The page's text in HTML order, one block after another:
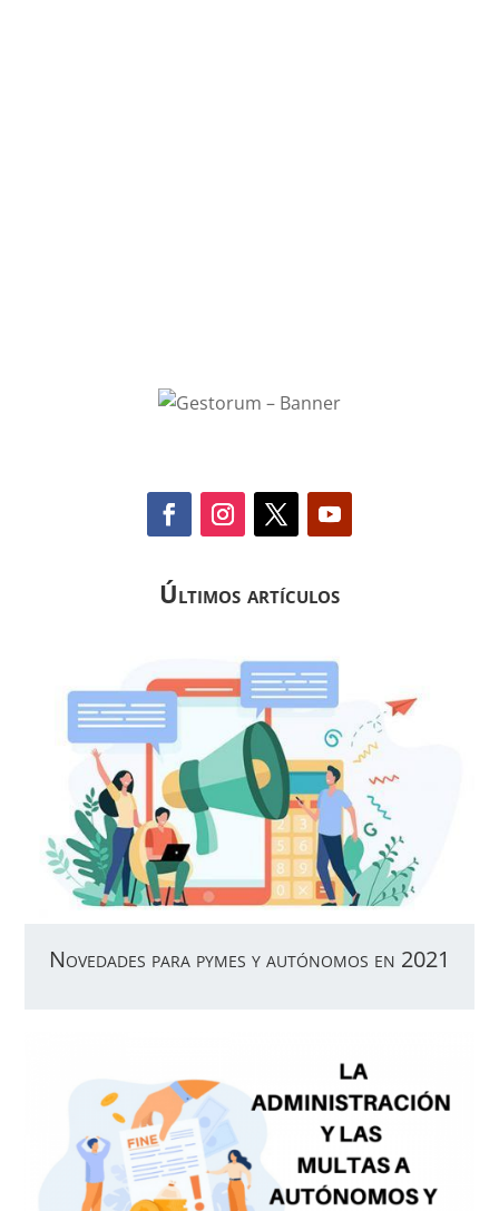
Últimos artículos
Novedades para pymes y autónomos en 2021